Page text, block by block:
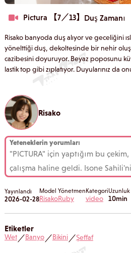
Pictura 【7／13】 Duş Zamanı
Risako banyoda duş alıyor ve geceliğini
yönelttiği duş, dekoltesinde bir nehir
cazibesini doyuruyor. Beyaz poposunu
lastik top gibi zıplatıyor. Duyularınız da
Risako
Yeteneklerin yorumları
"PICTURA" için yaptığım bu
çalışma haline geldi. Isone
Yayınlandı
2026-02-28
Model
Risako
Yönetmen
Ruby
Kategori
video
Uzunluk
10min
Etiketler
Wet／Banyo／Bikini／Şeffaf